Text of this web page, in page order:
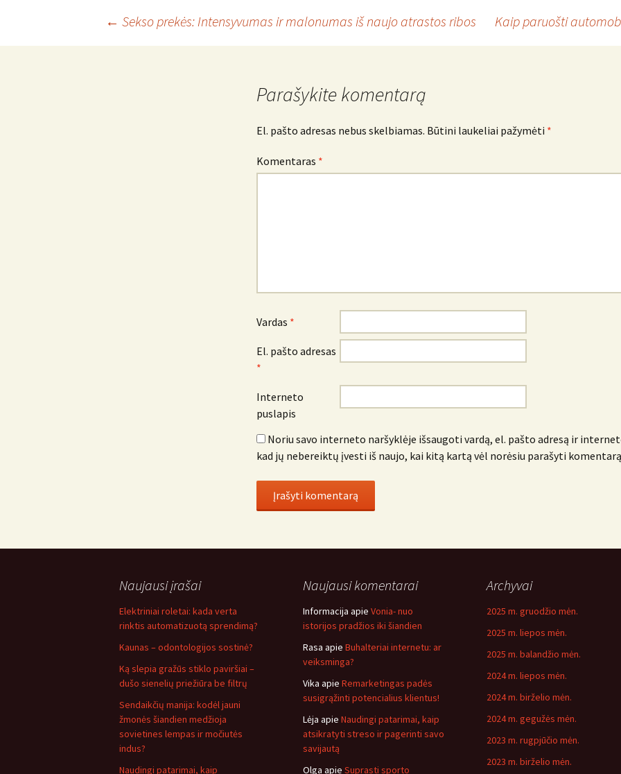
← Sekso prekės: Intensyvumas ir malonumas iš naujo atrastos ribos Kaip paruošti
Parašykite komentarą
El. pašto adresas nebus skelbiamas. Būtini laukeliai pažymėti *
Komentaras *
Vardas *
El. pašto adresas
*
Interneto
puslapis
Noriu savo interneto naršyklėje išsaugoti vardą, el. pašto adresą ir
kad jų nebereiktų įvesti iš naujo, kai kitą kartą vėl norėsiu parašyti
Naujausi įrašai
Elektriniai roletai: kada verta
rinktis automatizuotą sprendimą?
Kaunas – odontologijos sostinė?
Ką slepia gražūs stiklo paviršiai –
dušo sienelių priežiūra be filtrų
Sendaikčių manija: kodėl jauni
žmonės šiandien medžioja
sovietines lempas ir močiutės
indus?
Naudingi patarimai, kaip
Naujausi komentarai
Informacija apie Vonia- nuo
istorijos pradžios iki šiandien
Rasa apie Buhalteriai internetu: ar
veiksminga?
Vika apie Remarketingas padės
susigrąžinti potencialius klientus!
Lėja apie Naudingi patarimai, kaip
atsikratyti streso ir pagerinti savo
savijautą
Olga apie Suprasti sporto
Archyvai
2025 m. gruodžio mėn.
2025 m. liepos mėn.
2025 m. balandžio mėn.
2024 m. liepos mėn.
2024 m. birželio mėn.
2024 m. gegužės mėn.
2023 m. rugpjūčio mėn.
2023 m. birželio mėn.